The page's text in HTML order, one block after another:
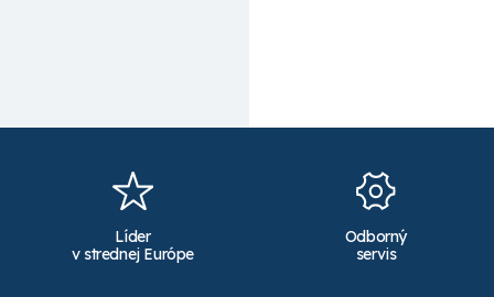
Líder
v strednej Európe
Odborný
servis